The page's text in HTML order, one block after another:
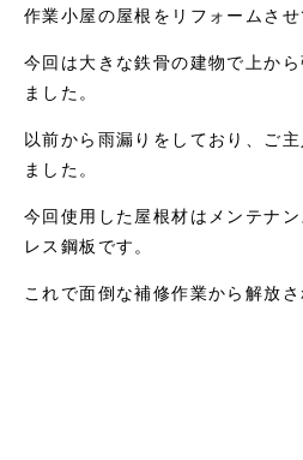
作業小屋の屋根をリフォームさせ
今回は大きな鉄骨の建物で上か
ました。
以前から雨漏りをしており、ご
ました。
今回使用した屋根材はメンテナ
レス鋼板です。
これで面倒な補修作業から解放さ